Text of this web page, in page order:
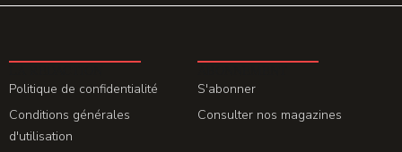
Politique de confidentialité
Conditions générales
d'utilisation
S'abonner
Consulter nos magazines